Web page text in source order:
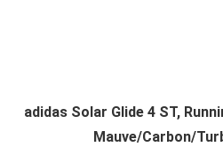
adidas Solar Glide 4 ST,
Mauve/Carbon/